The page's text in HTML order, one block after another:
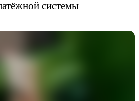
системы